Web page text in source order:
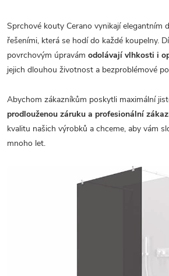
Sprchové kouty Cerano vynikají elegantním
řešeními, která se hodí do každé koupelny.
povrchovým úpravám odolávají vlhkosti i
jejich dlouhou životnost a bezproblémové
Abychom zákazníkům poskytli maximální
prodlouženou záruku a profesionální
kvalitu našich výrobků a chceme, aby vám
mnoho let.